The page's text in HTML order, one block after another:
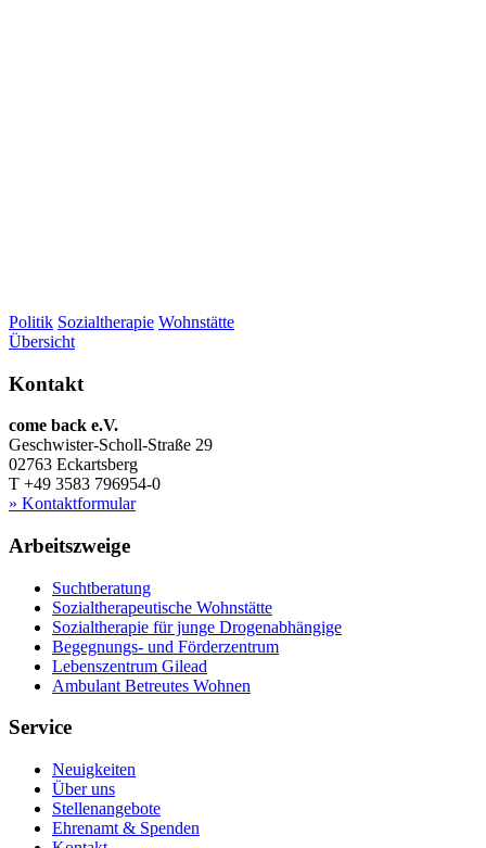
Politik Sozialtherapie Wohnstätte
Übersicht
Kontakt
come back e.V.
Geschwister-Scholl-Straße 29
02763 Eckartsberg
T +49 3583 796954-0
» Kontaktformular
Arbeitszweige
Suchtberatung
Sozialtherapeutische Wohnstätte
Sozialtherapie für junge Drogenabhängige
Begegnungs- und Förderzentrum
Lebenszentrum Gilead
Ambulant Betreutes Wohnen
Service
Neuigkeiten
Über uns
Stellenangebote
Ehrenamt & Spenden